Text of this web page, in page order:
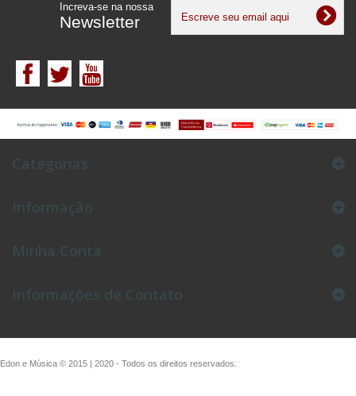
Increva-se na nossa
Newsletter
Categorias
Informação
Minha Conta
Informações de Contato
Edon e Música © 2015 | 2020 - Todos os direitos reservados.